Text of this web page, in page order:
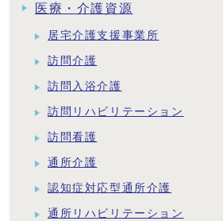
医療・介護資源
居宅介護支援事業所
訪問介護
訪問入浴介護
訪問リハビリテーション
訪問看護
通所介護
認知症対応型通所介護
通所リハビリテーション